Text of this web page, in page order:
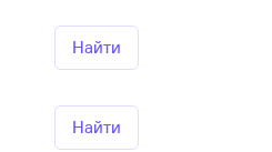
Найти
Найти